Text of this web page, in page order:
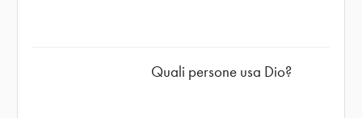
Quali persone usa Dio?